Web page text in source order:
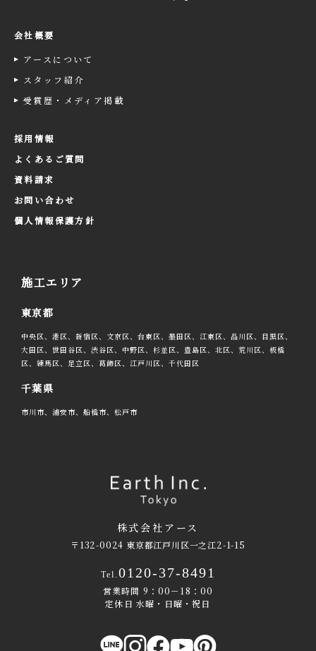
会社概要
アースについて
スタッフ紹介
受賞歴・メディア掲載
採用情報
よくあるご質問
資料請求
お問い合わせ
個人情報保護方針
施工エリア
東京都
中央区、港区、新宿区、文京区、台東区、墨田区、江東区、品川区、目黒区、
大田区、世田谷区、渋谷区、中野区、杉並区、豊島区、北区、荒川区、板橋
区、練馬区、足立区、葛飾区、江戸川区、千代田区
千葉県
市川市、浦安市、船橋市、松戸市
株式会社アース
〒132-0024 東京都江戸川区一之江2-1-15
Tel. 0120-37-8491
営業時間 9：00－18：00
定休日 水曜・日曜・祝日